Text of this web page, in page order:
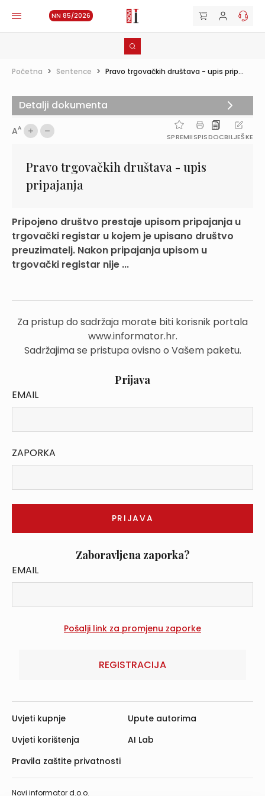
NN 85/2026
Početna > Sentence > Pravo trgovačkih društava - upis prip...
AA
SPREMIISPISDOCBILJEŠKE
Pravo trgovačkih društava - upis
pripajanja
Pripojeno društvo prestaje upisom pripajanja u
trgovački registar u kojem je upisano društvo
preuzimatelj. Nakon pripajanja upisom u
trgovački registar nije ...
Za pristup do sadržaja morate biti korisnik portala
www.informator.hr.
Sadržajima se pristupa ovisno o Vašem paketu.
Prijava
EMAIL
ZAPORKA
Zaboravljena zaporka?
EMAIL
REGISTRACIJA
Detalji dokumenta
Novi informator d.o.o.
Uvjeti kupnje
Uvjeti korištenja
Pravila zaštite privatnosti
Upute autorima
AI Lab